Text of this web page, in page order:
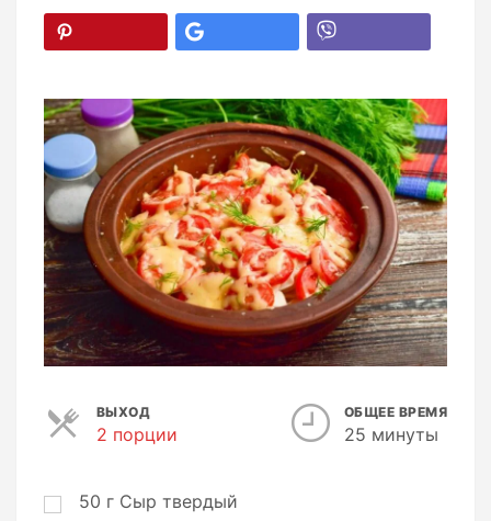
ВЫХОД
2 порции
ц
ОБЩЕЕ ВРЕМЯ
25 минуты
50 г Сыр твердый